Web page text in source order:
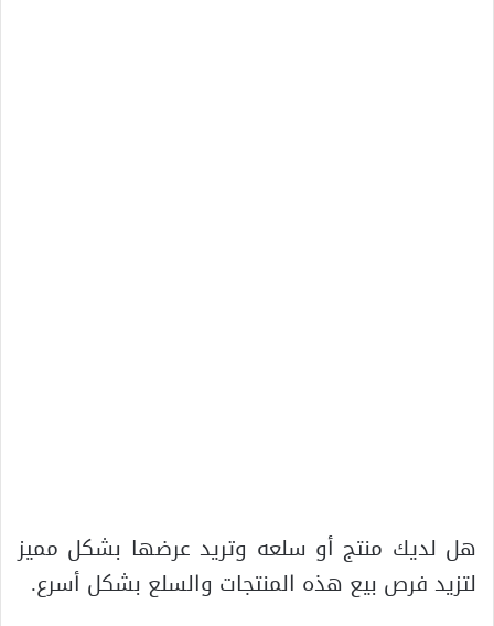
هل لديك منتج أو سلعه وتريد عرضها بشكل مميز
لتزيد فرص بيع هذه المنتجات والسلع بشكل أسرع.